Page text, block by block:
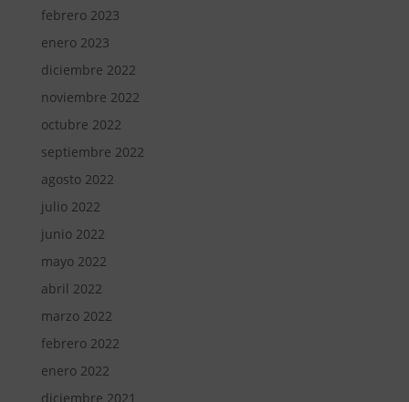
febrero 2023
enero 2023
diciembre 2022
noviembre 2022
octubre 2022
septiembre 2022
agosto 2022
julio 2022
junio 2022
mayo 2022
abril 2022
marzo 2022
febrero 2022
enero 2022
diciembre 2021